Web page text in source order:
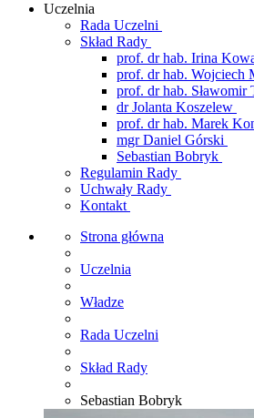
Uczelnia
Rada Uczelni
Skład Rady
prof. dr hab. Irina
prof. dr hab. Wojciech
prof. dr hab. Sławomir
dr Jolanta Koszelew
prof. dr hab. Marek
mgr Daniel Górski
Sebastian Bobryk
Regulamin Rady
Uchwały Rady
Kontakt
Strona główna
Uczelnia
Władze
Rada Uczelni
Skład Rady
Sebastian Bobryk